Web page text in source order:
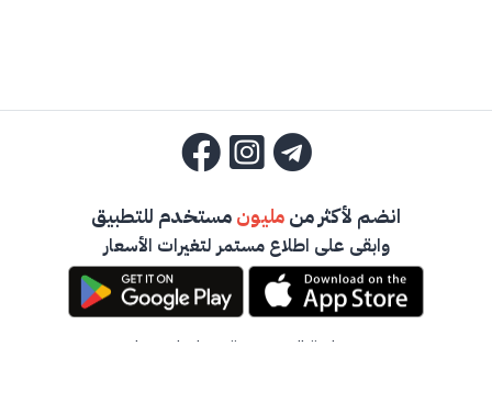
انضم لأكثر منمليونمستخدم للتطبيق
وابقى على اطلاع مستمر لتغيرات الأسعار
سياسة الخصوصية
تواصل معنا